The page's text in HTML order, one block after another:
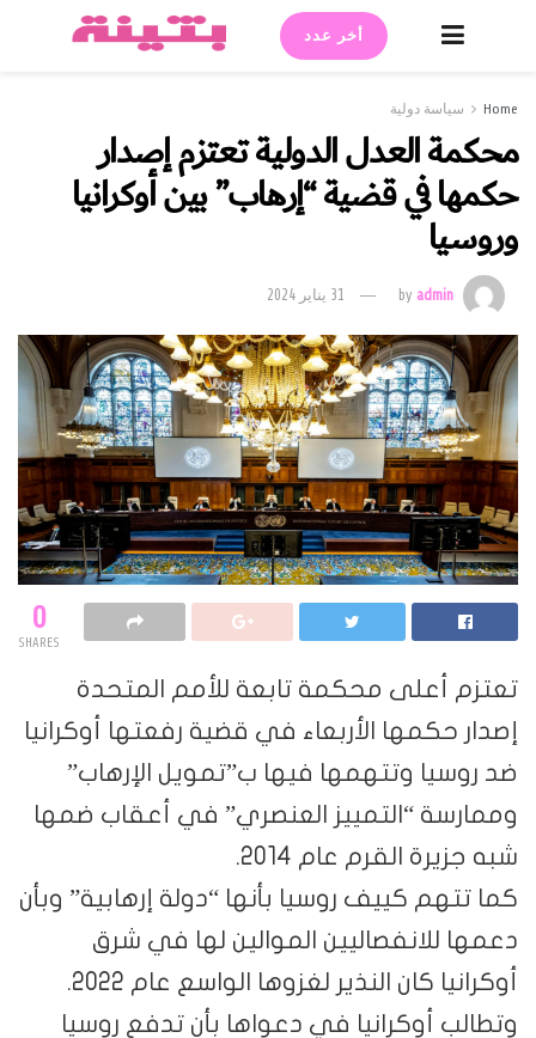
أخر عدد
Home سياسة دولية
محكمة العدل الدولية تعتزم إصدار
حكمها في قضية “إرهاب” بين أوكرانيا
وروسيا
byadmin 31 يناير 2024
0
SHARES
تعتزم أعلى محكمة تابعة للأمم المتحدة
إصدار حكمها الأربعاء في قضية رفعتها أوكرانيا
ضد روسيا وتتهمها فيها ب”تمويل الإرهاب”
وممارسة “التمييز العنصري” في أعقاب ضمها
شبه جزيرة القرم عام 2014.
كما تتهم كييف روسيا بأنها “دولة إرهابية” وبأن
دعمها للانفصاليين الموالين لها في شرق
أوكرانيا كان النذير لغزوها الواسع عام 2022.
وتطالب أوكرانيا في دعواها بأن تدفع روسيا